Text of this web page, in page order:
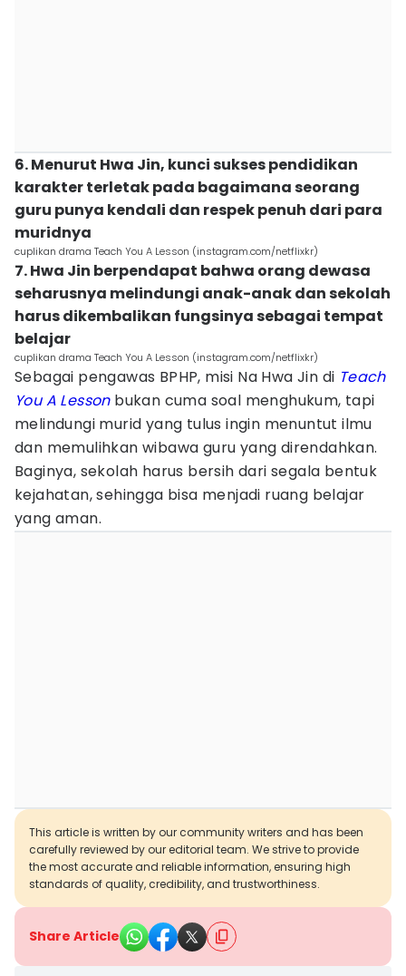
6. Menurut Hwa Jin, kunci sukses pendidikan
karakter terletak pada bagaimana seorang
guru punya kendali dan respek penuh dari para
muridnya
cuplikan drama Teach You A Lesson (instagram.com/netflixkr)
7. Hwa Jin berpendapat bahwa orang dewasa
seharusnya melindungi anak-anak dan sekolah
harus dikembalikan fungsinya sebagai tempat
belajar
cuplikan drama Teach You A Lesson (instagram.com/netflixkr)
Sebagai pengawas BPHP, misi Na Hwa Jin di Teach
You A Lesson bukan cuma soal menghukum, tapi
melindungi murid yang tulus ingin menuntut ilmu
dan memulihkan wibawa guru yang direndahkan.
Baginya, sekolah harus bersih dari segala bentuk
kejahatan, sehingga bisa menjadi ruang belajar
yang aman.
This article is written by our community writers and has been
carefully reviewed by our editorial team. We strive to provide
the most accurate and reliable information, ensuring high
standards of quality, credibility, and trustworthiness.
Share Article